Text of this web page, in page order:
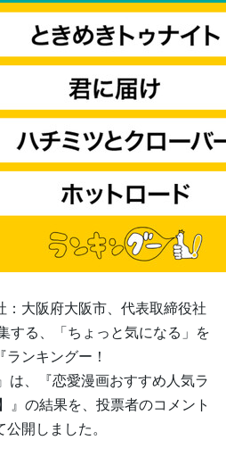
：大阪府大阪市、代表取締役社
する、「ちょっと気になる」を
ンキングー！
は、『恋愛漫画おすすめ人気ラ
』の結果を、投票者のコメント
開しました。